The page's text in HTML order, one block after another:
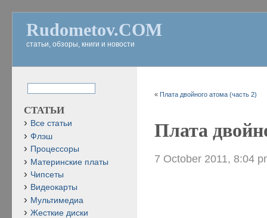
Rudometov.COM
статьи, обзоры, книги и новости
«Плата двойного атома (часть 2)
Плата
7 October 2011, 8:04
СТАТЬИ
Все статьи
Флэш
Процессоры
Материнские платы
Чипсеты
Видеокарты
Мультимедиа
Жесткие диски